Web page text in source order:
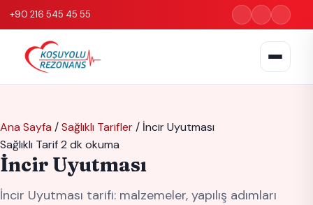
+90 216 545 45 55
Ana Sayfa /Sağlıklı Tarifler/ İncir Uyutması
Sağlıklı Tarif2 dk okuma
İncir Uyutması
İncir Uyutması tarifi: malzemeler, yapılış adımları